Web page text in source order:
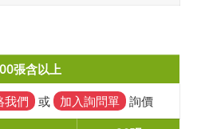
張含以上
我們 或 加入詢問單 詢價